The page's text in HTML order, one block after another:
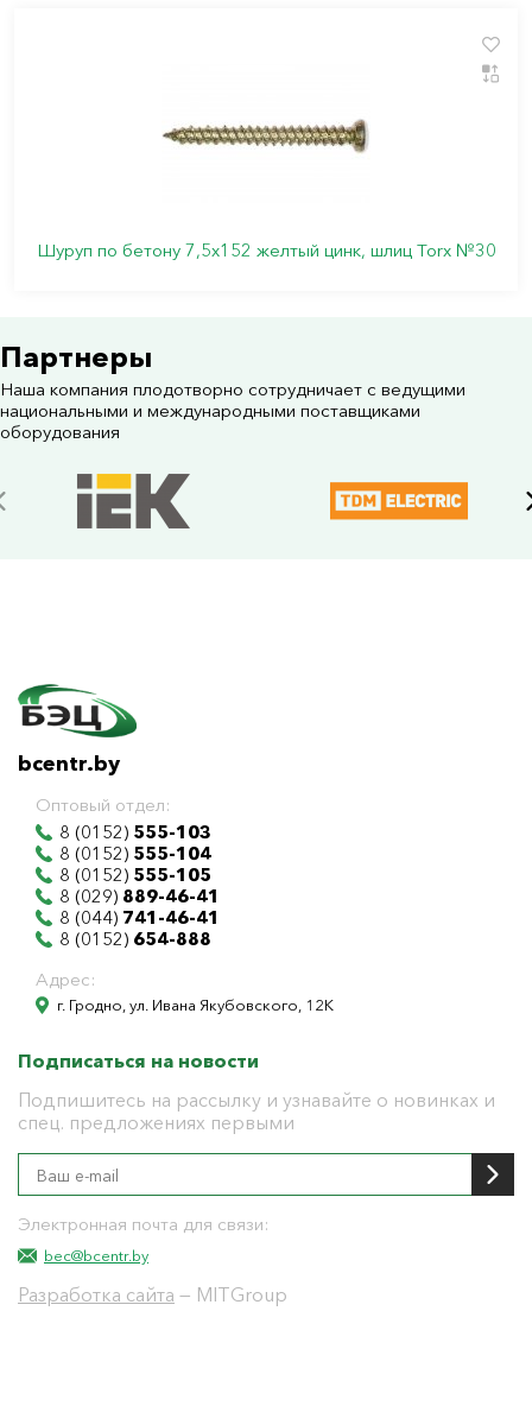
Шуруп по бетону 7,5х152 желтый цинк, шлиц Torx №30
Партнеры
Наша компания плодотворно сотрудничает с ведущими
национальными и международными поставщиками
оборудования
bcentr.by
Оптовый отдел:
8 (0152) 555-103
8 (0152) 555-104
8 (0152) 555-105
8 (029) 889-46-41
8 (044) 741-46-41
8 (0152) 654-888
Адрес:
г. Гродно, ул. Ивана Якубовского, 12К
Подписаться на новости
Подпишитесь на рассылку и узнавайте о новинках и
спец. предложениях первыми
Электронная почта для связи:
bec@bcentr.by
Разработка сайта — MITGroup